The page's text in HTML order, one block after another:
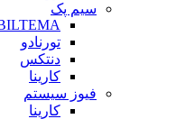
سیم پک
تورنادو
دنتکس
کارینا
فیوز سیستم
کارینا